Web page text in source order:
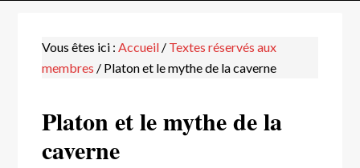
Vous êtes ici : Accueil / Textes réservés aux
membres / Platon et le mythe de la caverne
Platon et le mythe de la
caverne